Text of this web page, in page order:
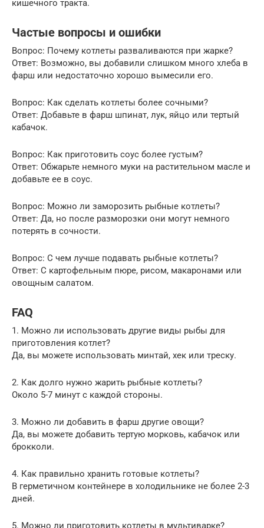
кишечного тракта.
Частые вопросы и ошибки
Вопрос: Почему котлеты разваливаются при жарке?
Ответ: Возможно, вы добавили слишком много хлеба в
фарш или недостаточно хорошо вымесили его.
Вопрос: Как сделать котлеты более сочными?
Ответ: Добавьте в фарш шпинат, лук, яйцо или тертый
кабачок.
Вопрос: Как приготовить соус более густым?
Ответ: Обжарьте немного муки на растительном масле и
добавьте ее в соус.
Вопрос: Можно ли заморозить рыбные котлеты?
Ответ: Да, но после разморозки они могут немного
потерять в сочности.
Вопрос: С чем лучше подавать рыбные котлеты?
Ответ: С картофельным пюре, рисом, макаронами или
овощным салатом.
FAQ
1. Можно ли использовать другие виды рыбы для
приготовления котлет?
Да, вы можете использовать минтай, хек или треску.
2. Как долго нужно жарить рыбные котлеты?
Около 5-7 минут с каждой стороны.
3. Можно ли добавить в фарш другие овощи?
Да, вы можете добавить тертую морковь, кабачок или
брокколи.
4. Как правильно хранить готовые котлеты?
В герметичном контейнере в холодильнике не более 2-3
дней.
5. Можно ли приготовить котлеты в мультиварке?